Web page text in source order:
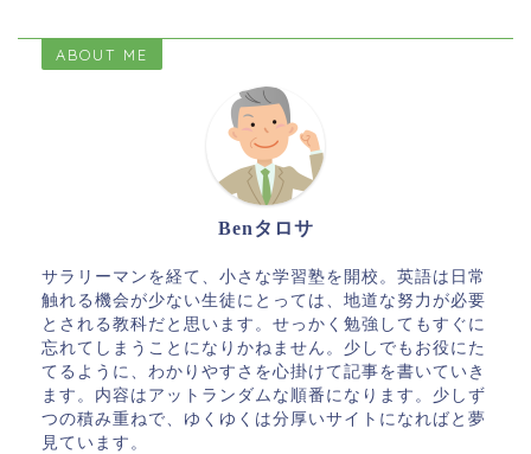
ABOUT ME
Benタロサ
サラリーマンを経て、小さな学習塾を開校。英語は日常
触れる機会が少ない生徒にとっては、地道な努力が必要
とされる教科だと思います。せっかく勉強してもすぐに
忘れてしまうことになりかねません。少しでもお役にた
てるように、わかりやすさを心掛けて記事を書いていき
ます。内容はアットランダムな順番になります。少しず
つの積み重ねで、ゆくゆくは分厚いサイトになればと夢
見ています。